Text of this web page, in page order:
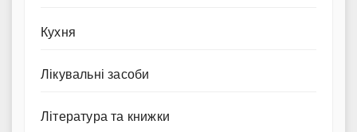
Кухня
Лікувальні засоби
Література та книжки